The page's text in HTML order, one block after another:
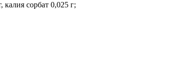
сорбат 0,025 г;